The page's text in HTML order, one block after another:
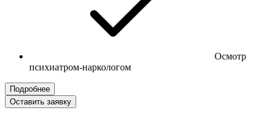
Осмотр
психиатром-наркологом
Подробнее
Оставить заявку